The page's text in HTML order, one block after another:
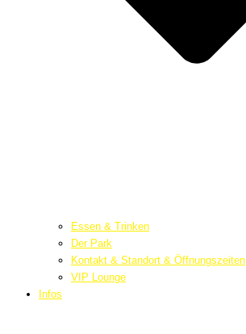
Essen & Trinken
Der Park
Kontakt & Standort & Öffnungszeiten
VIP Lounge
Infos